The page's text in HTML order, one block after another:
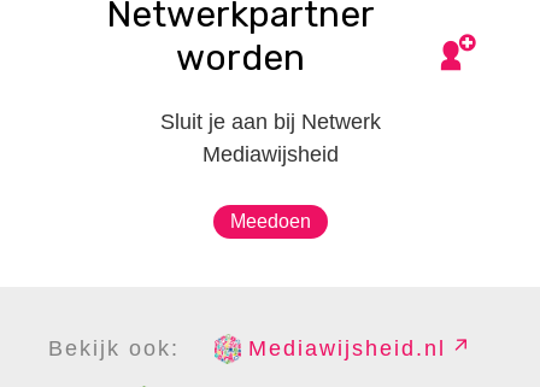
Netwerkpartner
worden
Sluit je aan bij Netwerk
Mediawijsheid
Meedoen
Bekijk ook: Mediawijsheid.nl